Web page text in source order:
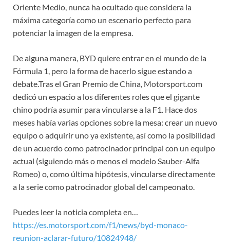
Oriente Medio, nunca ha ocultado que considera la
máxima categoría como un escenario perfecto para
potenciar la imagen de la empresa.
De alguna manera, BYD quiere entrar en el mundo de la
Fórmula 1, pero la forma de hacerlo sigue estando a
debate.Tras el Gran Premio de China, Motorsport.com
dedicó un espacio a los diferentes roles que el gigante
chino podría asumir para vincularse a la F1. Hace dos
meses había varias opciones sobre la mesa: crear un nuevo
equipo o adquirir uno ya existente, así como la posibilidad
de un acuerdo como patrocinador principal con un equipo
actual (siguiendo más o menos el modelo Sauber-Alfa
Romeo) o, como última hipótesis, vincularse directamente
a la serie como patrocinador global del campeonato.
Puedes leer la noticia completa en…
https://es.motorsport.com/f1/news/byd-monaco-
reunion-aclarar-futuro/10824948/